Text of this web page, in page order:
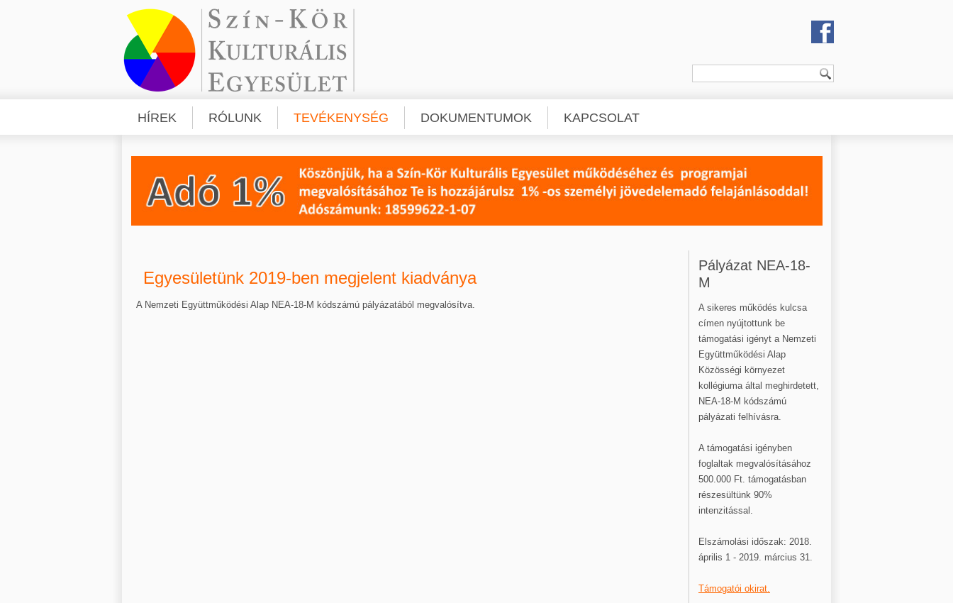
HÍREK RÓLUNK TEVÉKENYSÉG DOKUMENTUMOK KAPCSOLAT
Egyesületünk 2019-ben megjelent kiadványa
A Nemzeti Együttműködési Alap NEA-18-M kódszámú pályázatából megvalósítva.
Pályázat NEA-18-
M
A sikeres működés kulcsa
címen nyújtottunk be
támogatási igényt a Nemzeti
Együttműködési Alap
Közösségi környezet
kollégiuma által meghirdetett,
NEA-18-M kódszámú
pályázati felhívásra.
A támogatási igényben
foglaltak megvalósításához
500.000 Ft. támogatásban
részesültünk 90%
intenzitással.
Elszámolási időszak: 2018.
április 1 - 2019. március 31.
Támogatói okirat.